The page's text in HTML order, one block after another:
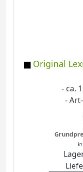
Original
- ca.
-